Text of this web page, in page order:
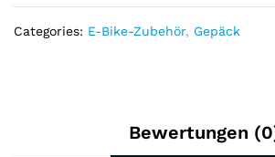
Categories: E-Bike-Zubehör, Gepäck
Bewertungen